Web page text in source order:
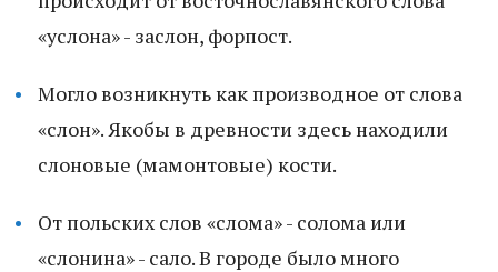
«услона» - заслон, форпост.
Могло возникнуть как производное от слова
«слон». Якобы в древности здесь находили
слоновые (мамонтовые) кости.
От польских слов «слома» - солома или
«слонина» - сало. В городе было много